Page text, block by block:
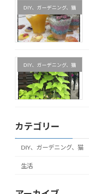
DIY、ガーデニング、猫
DIY、ガーデニング、猫
カテゴリー
DIY、ガーデニング、猫
生活